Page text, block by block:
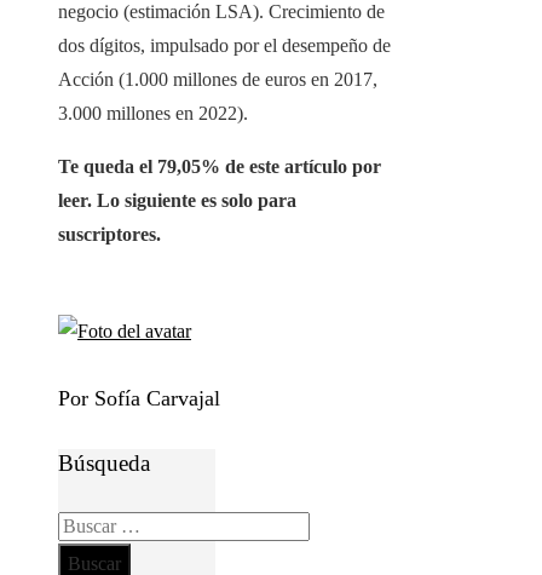
negocio (estimación LSA). Crecimiento de
dos dígitos, impulsado por el desempeño de
Acción (1.000 millones de euros en 2017,
3.000 millones en 2022).
Te queda el 79,05% de este artículo por
leer. Lo siguiente es solo para
suscriptores.
Por Sofía Carvajal
Búsqueda
Buscar: